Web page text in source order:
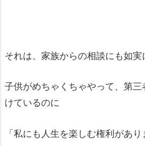
それは、家族からの相談にも如実
子供がめちゃくちゃやって、第
けているのに
「私にも人生を楽しむ権利があり